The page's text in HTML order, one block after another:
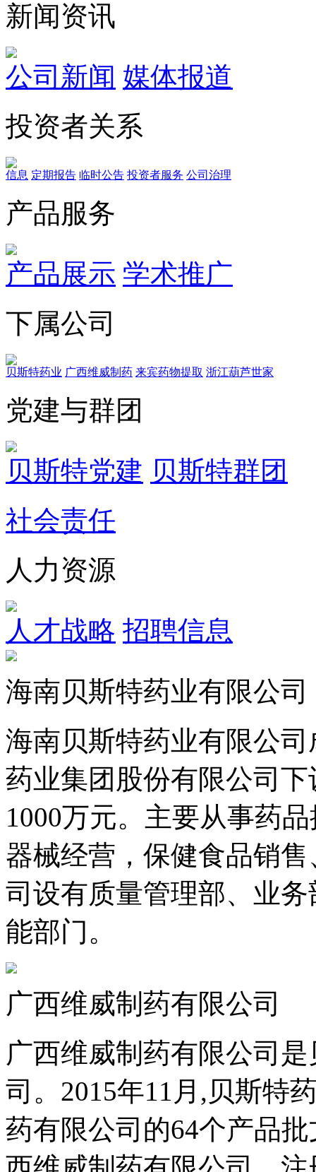
新闻资讯
公司新闻 媒体报道
投资者关系
信息 定期报告 临时公告 投资者服务 公司治理
产品服务
产品展示 学术推广
下属公司
贝斯特药业 广西维威制药 来宾药物提取 浙江葫芦世家
党建与群团
贝斯特党建 贝斯特群团
社会责任
人力资源
人才战略 招聘信息
海南贝斯特药业有限公司
海南贝斯特药业有限公
药业集团股份有限公司
1000万元。主要从事药
器械经营，保健食品销
司设有质量管理部、业
能部门。
广西维威制药有限公司
广西维威制药有限公司
司。2015年11月,贝斯特
药有限公司的64个产品